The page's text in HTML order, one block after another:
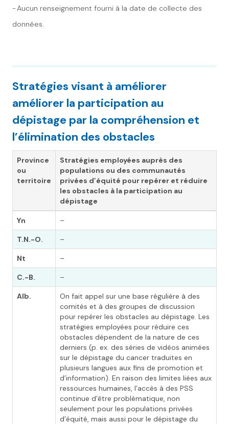
- Aucun renseignement fourni à la date de collecte des
données.
Stratégies visant à améliorer
améliorer la participation au
dépistage par la compréhension et
l’élimination des obstacles
Province
ou
territoire
Stratégies employées auprès des
populations ou des communautés
privées d’équité pour repérer et réduire
les obstacles à la participation au
dépistage
Yn –
T.N.-O. –
Nt –
C.-B. –
Alb.
On fait appel sur une base régulière à des
comités et à des groupes de discussion
pour repérer les obstacles au dépistage. Les
stratégies employées pour réduire ces
obstacles dépendent de la nature de ces
derniers (p. ex. des séries de vidéos animées
sur le dépistage du cancer traduites en
plusieurs langues aux fins de promotion et
d’information). En raison des limites liées aux
ressources humaines, l’accès à des PSS
continue d’être problématique, non
seulement pour les populations privées
d’équité, mais aussi pour le dépistage du